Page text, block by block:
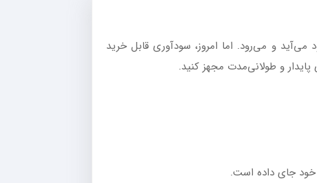
و می‌رود. اما امروز، سودآوری قابل خرید
خود جای داده است.